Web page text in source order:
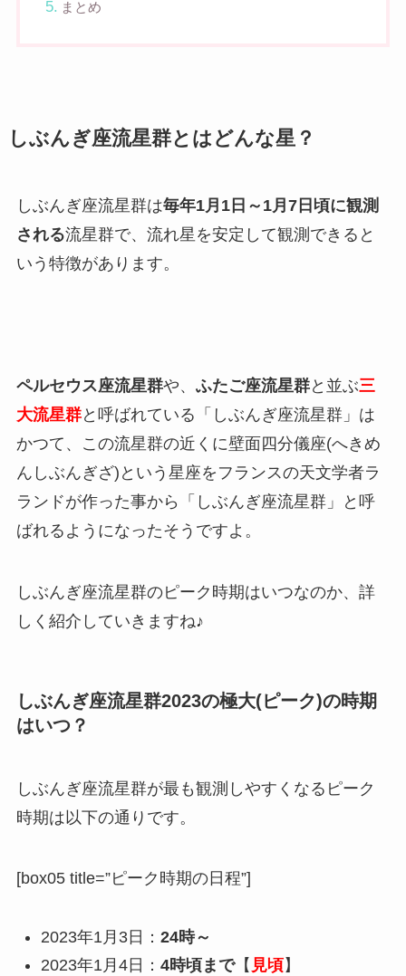
まとめ
しぶんぎ座流星群とはどんな星？
しぶんぎ座流星群は毎年1月1日～1月7日頃に観測
される流星群で、流れ星を安定して観測できると
いう特徴があります。
ペルセウス座流星群や、 ふたご座流星群と並ぶ三
大流星群と呼ばれている「しぶんぎ座流星群」は
かつて、この流星群の近くに壁面四分儀座(へきめ
んしぶんぎざ)という星座をフランスの天文学者ラ
ランドが作った事から「しぶんぎ座流星群」と呼
ばれるようになったそうですよ。
しぶんぎ座流星群のピーク時期はいつなのか、詳
しく紹介していきますね♪
しぶんぎ座流星群2023の極大(ピーク)の時期
はいつ？
しぶんぎ座流星群が最も観測しやすくなるピーク
時期は以下の通りです。
[box05 title=”ピーク時期の日程”]
2023年1月3日： 24時～
2023年1月4日： 4時頃まで【 見頃】